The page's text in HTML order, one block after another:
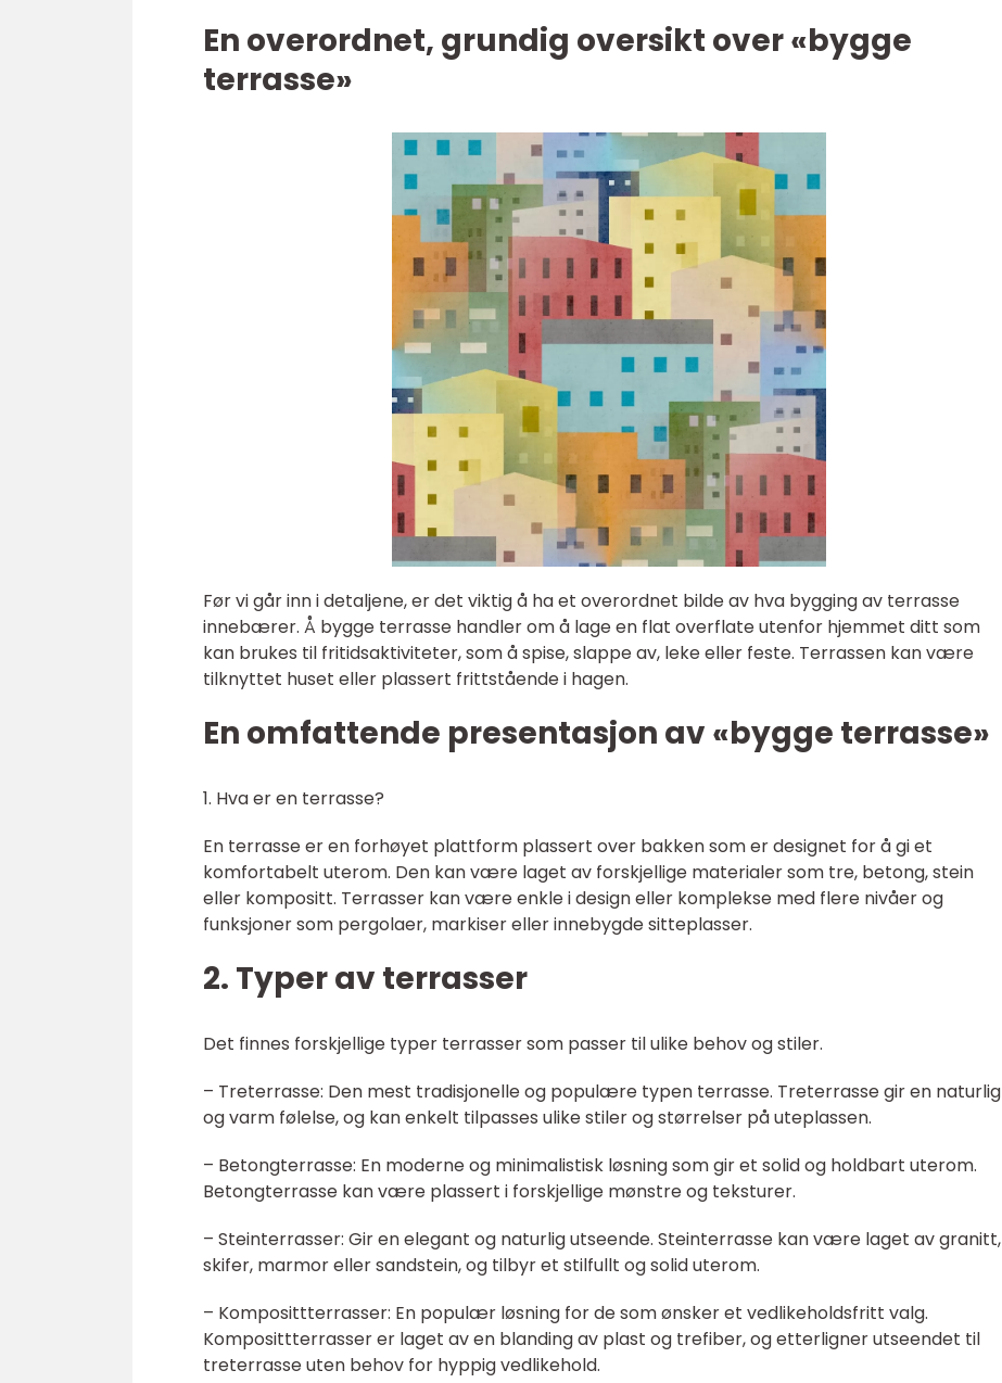
En overordnet, grundig oversikt over «bygge
terrasse»
Før vi går inn i detaljene, er det viktig å ha et overordnet bilde av hva bygging av terrasse
innebærer. Å bygge terrasse handler om å lage en flat overflate utenfor hjemmet ditt som
kan brukes til fritidsaktiviteter, som å spise, slappe av, leke eller feste. Terrassen kan være
tilknyttet huset eller plassert frittstående i hagen.
En omfattende presentasjon av «bygge terrasse»
1. Hva er en terrasse?
En terrasse er en forhøyet plattform plassert over bakken som er designet for å gi et
komfortabelt uterom. Den kan være laget av forskjellige materialer som tre, betong, stein
eller kompositt. Terrasser kan være enkle i design eller komplekse med flere nivåer og
funksjoner som pergolaer, markiser eller innebygde sitteplasser.
2. Typer av terrasser
Det finnes forskjellige typer terrasser som passer til ulike behov og stiler.
– Treterrasse: Den mest tradisjonelle og populære typen terrasse. Treterrasse gir en naturlig
og varm følelse, og kan enkelt tilpasses ulike stiler og størrelser på uteplassen.
– Betongterrasse: En moderne og minimalistisk løsning som gir et solid og holdbart uterom.
Betongterrasse kan være plassert i forskjellige mønstre og teksturer.
– Steinterrasser: Gir en elegant og naturlig utseende. Steinterrasse kan være laget av granitt,
skifer, marmor eller sandstein, og tilbyr et stilfullt og solid uterom.
– Komposittterrasser: En populær løsning for de som ønsker et vedlikeholdsfritt valg.
Komposittterrasser er laget av en blanding av plast og trefiber, og etterligner utseendet til
treterrasse uten behov for hyppig vedlikehold.